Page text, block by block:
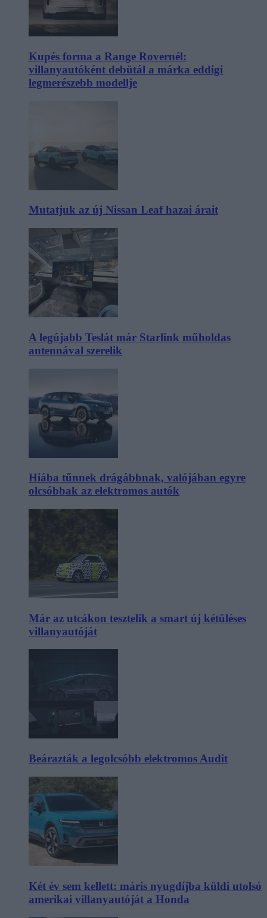
Kupés forma a Range Rovernél:
villanyautóként debütál a márka eddigi
legmerészebb modellje
Mutatjuk az új Nissan Leaf hazai árait
A legújabb Teslát már Starlink műholdas
antennával szerelik
Hiába tűnnek drágábbnak, valójában egyre
olcsóbbak az elektromos autók
Már az utcákon tesztelik a smart új kétüléses
villanyautóját
Beárazták a legolcsóbb elektromos Audit
Két év sem kellett: máris nyugdíjba küldi utolsó
amerikai villanyautóját a Honda